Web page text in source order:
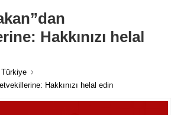
Hakkınızı helal
Türkiye
Hakkınızı helal edin